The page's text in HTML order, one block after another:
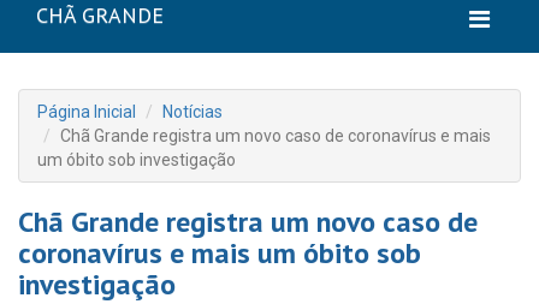
CHÃ GRANDE
Página Inicial
Notícias
Chã Grande registra um novo caso de coronavírus e mais
um óbito sob investigação
Chã Grande registra um novo caso de
coronavírus e mais um óbito sob
investigação